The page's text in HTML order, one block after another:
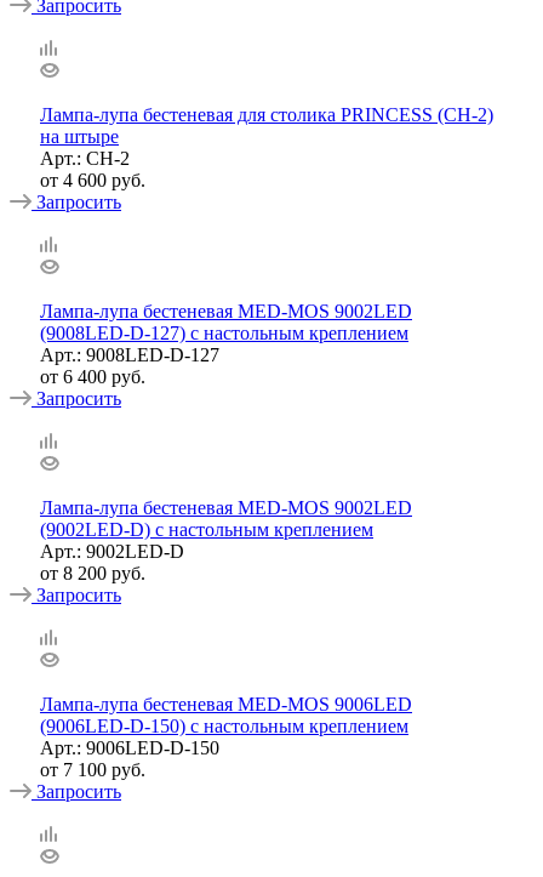
Запросить
Лампа-лупа бестеневая для столика PRINCESS (СН-2)
на штыре
Арт.: СН-2
от 4 600 руб.
Запросить
Лампа-лупа бестеневая MED-MOS 9002LED
(9008LED-D-127) с настольным креплением
Арт.: 9008LED-D-127
от 6 400 руб.
Запросить
Лампа-лупа бестеневая MED-MOS 9002LED
(9002LED-D) с настольным креплением
Арт.: 9002LED-D
от 8 200 руб.
Запросить
Лампа-лупа бестеневая MED-MOS 9006LED
(9006LED-D-150) с настольным креплением
Арт.: 9006LED-D-150
от 7 100 руб.
Запросить